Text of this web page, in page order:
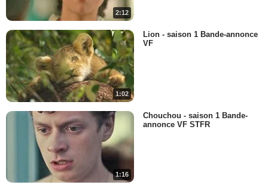
2:12
1:02
Lion - saison 1 Bande-annonce
VF
1:16
Chouchou - saison 1 Bande-
annonce VF STFR